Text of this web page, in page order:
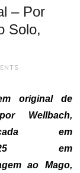
– Por
Solo,
original de
Wellbach,
em
2025 em
ao Mago,